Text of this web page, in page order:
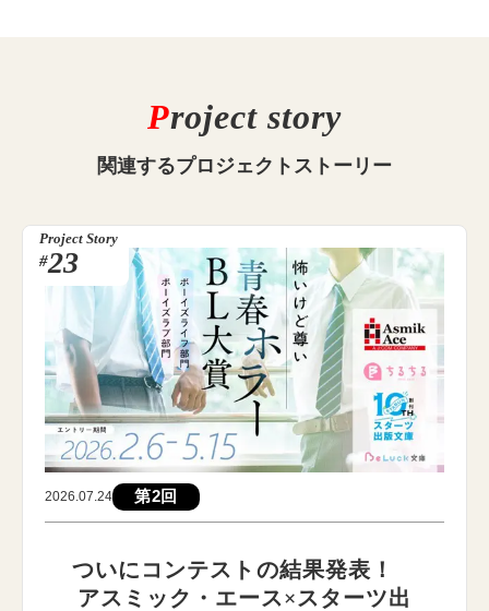
Project story
関連するプロジェクトストーリー
Project Story
#23
2026.07.24 第2回
ついにコンテストの結果発表！
アスミック・エース×スターツ出